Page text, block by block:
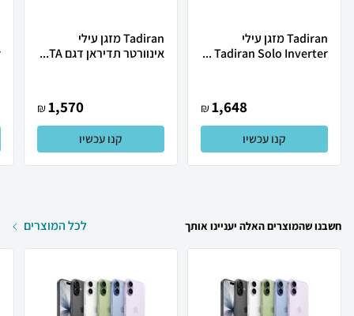
Tadiran מזגן עילי
Tadiran Solo Inverter ...
1,648
₪
קנו עכשיו
Tadiran מזגן עילי
אינוורטר תדיראן דגם TA...
1,570
₪
קנו עכשיו
חשבנו שהמוצרים האלה יעניינו אותך לכל המוצרים